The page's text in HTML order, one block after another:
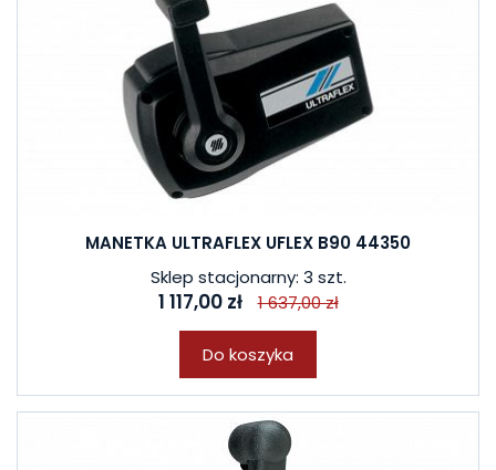
MANETKA ULTRAFLEX UFLEX B90 44350
Sklep stacjonarny: 3 szt.
1 117,00 zł 1 637,00 zł
Do koszyka